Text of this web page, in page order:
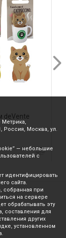
deVente
Метрика,
Россия, Москва, ул.
— небольшие
с
идентифицировать
сайта.
собранная при
на сервере
обрабатывать эту
составления для
других
установленном